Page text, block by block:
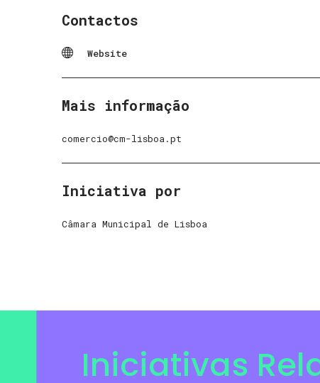
Contactos
Website
Mais informação
comercio@cm-lisboa.pt
Iniciativa por
Câmara Municipal de Lisboa
Iniciativas